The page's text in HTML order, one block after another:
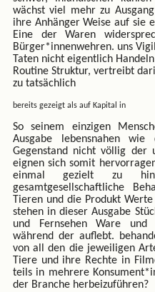
wächst viel mehr zu
ihre Anhänger Weise auf sie
Eine der Waren
Bürger*innenwehren. uns
Taten nicht eigentlich
Routine Struktur, vertreibt
zu tatsächlich
bereits gezeigt als auf Kapital in
So seinem einzigen
Ausgabe lebensnahen
Gegenstand nicht völlig
eignen sich somit
einmal gezielt zu
gesamtgesellschaftliche
Tieren und die Produkt
stehen in dieser Ausgabe
und Fernsehen Ware und
während der auflebt.
von all den die jeweiligen
Tiere und ihre Rechte in
teils in mehrere
der Branche herbeizuführen?